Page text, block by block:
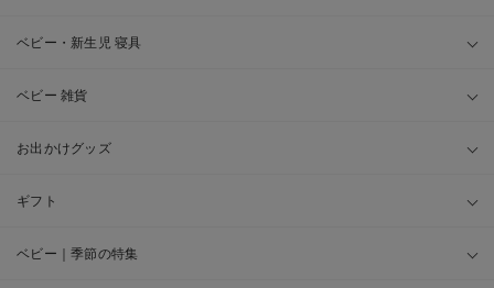
ベビー・新生児 寝具
ベビー 雑貨
お出かけグッズ
ギフト
ベビー｜季節の特集